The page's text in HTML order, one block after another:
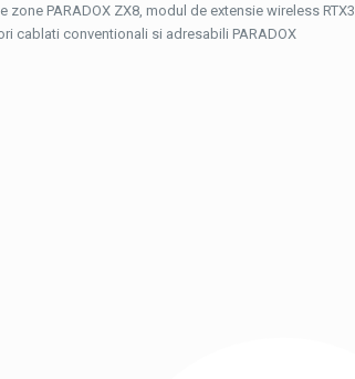
zone PARADOX ZX8, modul de extensie wireless RTX3
cablati conventionali si adresabili PARADOX